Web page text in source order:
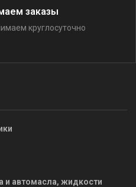
заказы
круглосуточно
и автомасла, жидкости